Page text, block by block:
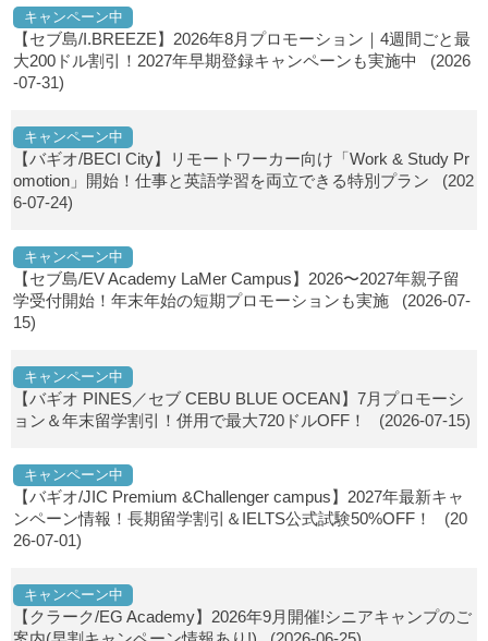
キャンペーン中
【セブ島/I.BREEZE】2026年8月プロモーション｜4週間ごと最
大200ドル割引！2027年早期登録キャンペーンも実施中
(2026
-07-31)
キャンペーン中
【バギオ/BECI City】リモートワーカー向け「Work & Study Pr
omotion」開始！仕事と英語学習を両立できる特別プラン (202
6-07-24)
キャンペーン中
【セブ島/EV Academy LaMer Campus】2026〜2027年親子留
学受付開始！年末年始の短期プロモーションも実施 (2026-07-
15)
キャンペーン中
【バギオ PINES／セブ CEBU BLUE OCEAN】7月プロモーシ
ョン＆年末留学割引！併用で最大720ドルOFF！
(2026-07-15)
キャンペーン中
【バギオ/JIC Premium &Challenger campus】2027年最新キャ
ンペーン情報！長期留学割引＆IELTS公式試験50%OFF！
(20
26-07-01)
キャンペーン中
【クラーク/EG Academy】2026年9月開催!シニアキャンプのご